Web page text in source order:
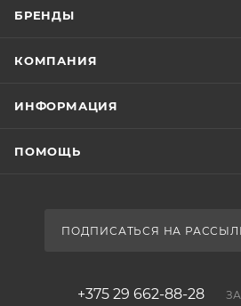
БРЕНДЫ
КОМПАНИЯ
ИНФОРМАЦИЯ
ПОМОЩЬ
ПОДПИСАТЬСЯ НА
+375 29 662-88-28